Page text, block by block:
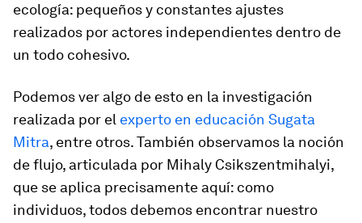
ecología: pequeños y constantes ajustes
realizados por actores independientes dentro de
un todo cohesivo.
Podemos ver algo de esto en la investigación
realizada por el experto en educación Sugata
Mitra, entre otros. También observamos la noción
de flujo, articulada por Mihaly Csikszentmihalyi,
que se aplica precisamente aquí: como
individuos, todos debemos encontrar nuestro